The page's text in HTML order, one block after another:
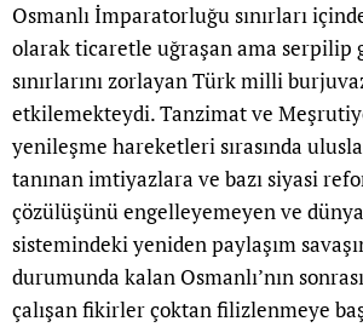
Osmanlı İmparatorluğu sınırları
olarak ticaretle uğraşan ama serpilip
sınırlarını zorlayan Türk milli
etkilemekteydi. Tanzimat ve
yenileşme hareketleri sırasında
tanınan imtiyazlara ve bazı siyasi
çözülüşünü engelleyemeyen ve
sistemindeki yeniden paylaşım
durumunda kalan Osmanlı’nın
çalışan fikirler çoktan filizlenmeye